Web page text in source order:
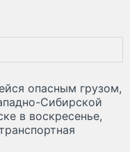
опасным грузом,
Сибирской
в воскресенье,